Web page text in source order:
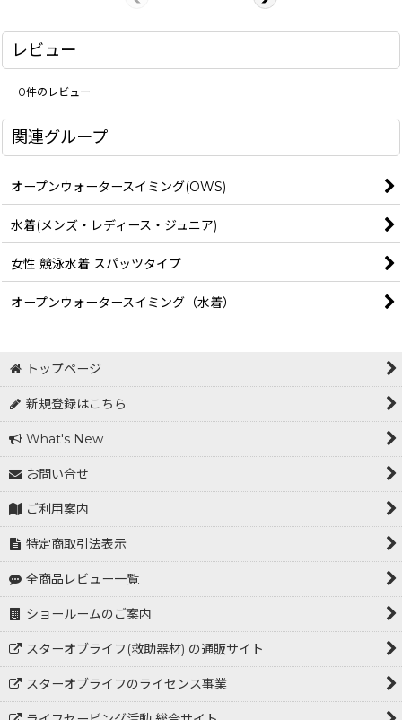
レビュー
0件のレビュー
関連グループ
オープンウォータースイミング(OWS)
水着(メンズ・レディース・ジュニア)
女性 競泳水着 スパッツタイプ
オープンウォータースイミング（水着）
トップページ
新規登録はこちら
What's New
お問い合せ
ご利用案内
特定商取引法表示
全商品レビュー一覧
ショールームのご案内
スターオブライフ(救助器材) の通販サイト
スターオブライフのライセンス事業